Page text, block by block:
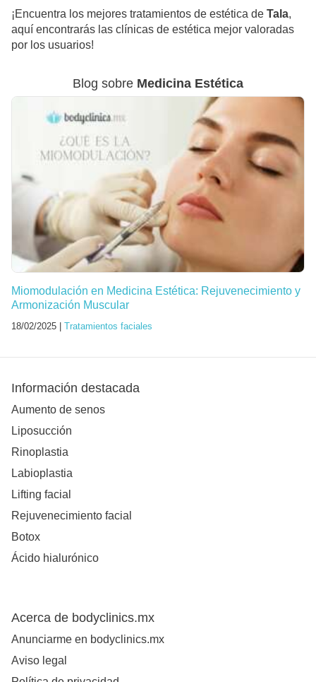
¡Encuentra los mejores tratamientos de estética de Tala,
aquí encontrarás las clínicas de estética mejor valoradas
por los usuarios!
Blog sobre Medicina Estética
Miomodulación en Medicina Estética: Rejuvenecimiento y
Armonización Muscular
18/02/2025 | Tratamientos faciales
Información destacada
Aumento de senos
Liposucción
Rinoplastia
Labioplastia
Lifting facial
Rejuvenecimiento facial
Botox
Ácido hialurónico
Acerca de bodyclinics.mx
Anunciarme en bodyclinics.mx
Aviso legal